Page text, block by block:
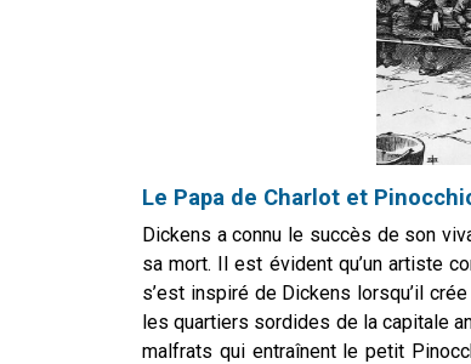
Le Papa de Charlot et
Dickens a connu le succès de son
sa mort. Il est évident qu’un artiste
s’est inspiré de Dickens lorsqu’il
les quartiers sordides de la capitale
malfrats qui entraînent le petit